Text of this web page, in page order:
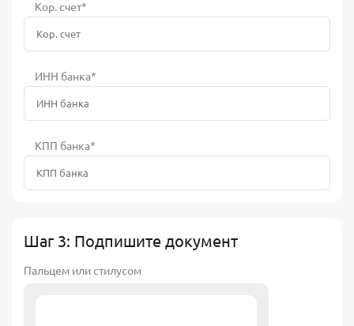
Кор. счет*
ИНН банка*
КПП банка*
Шаг 3: Подпишите документ
Пальцем или стилусом